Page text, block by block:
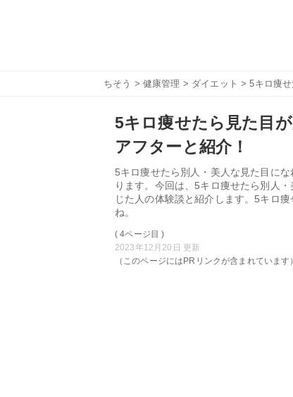
ちそう > 健康管理 > ダイエット > 5キロ痩
5キロ痩せたら見た目
アフターと紹介！
5キロ痩せたら別人・美人な見た目に
ります。今回は、5キロ痩せたら別人
じた人の体験談と紹介します。5キロ
ね。
( 4ページ目 )
2023年12月20日 更新
（このページにはPRリンクが含まれています）